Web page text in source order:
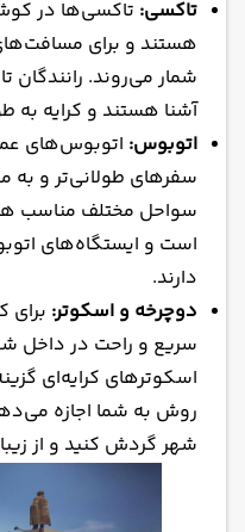
تاکسی: تاکسی‌ها در
هستند و برای
شمار می‌روند. رانندگان
آشنا هستند و کرایه
اتوبوس: اتوبوس‌های
سفرهای طولانی‌تر و به
سواحل مختلف مناسب
است و ایستگاه‌های
دارند.
دوچرخه و اسکوتر: برای
سریع و راحت در داخل
اسکوترهای کرایه‌ای
روش به شما اجازه
شهر گردش کنید و از